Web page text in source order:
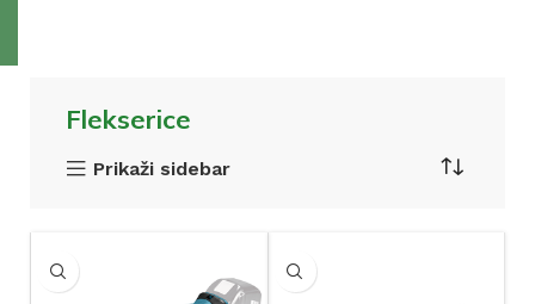
Flekserice
Prikaži sidebar